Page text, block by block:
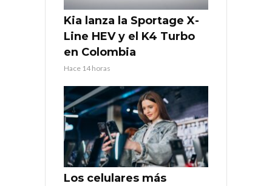
Kia lanza la Sportage X-
Line HEV y el K4 Turbo
en Colombia
Hace 14 horas
Los celulares más